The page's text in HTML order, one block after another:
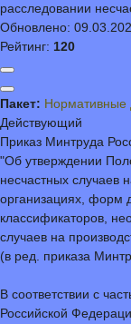
расследовании
Обновлено:
Рейтинг: 120
Пакет: Нормативные
Действующий
Приказ Минтруда
"Об утверждении
несчастных случаев
организациях, форм
классификаторов,
случаев на
(в ред. приказа
В соответствии с
Российской